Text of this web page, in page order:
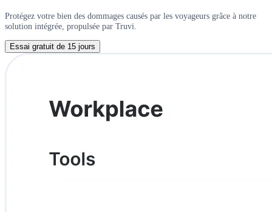
Protégez votre bien des dommages causés par les voyageurs grâce à notre
solution intégrée, propulsée par Truvi.
Essai gratuit de 15 jours